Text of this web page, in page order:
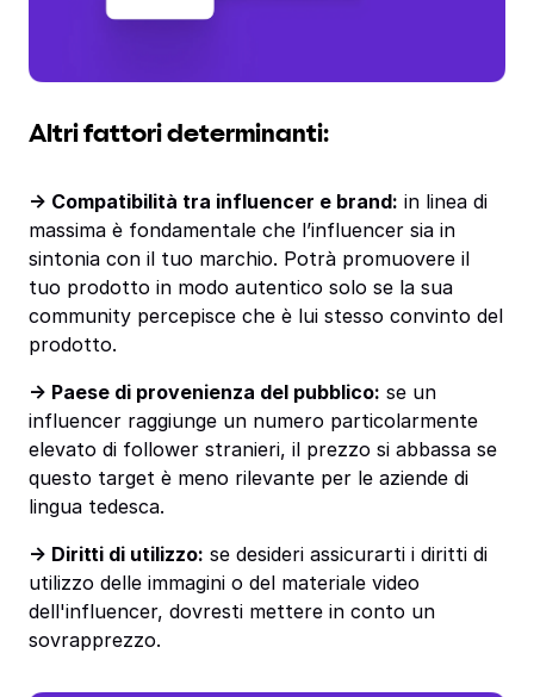
Altri fattori determinanti:
-> Compatibilità tra influencer e brand: in linea di
massima è fondamentale che l’influencer sia in
sintonia con il tuo marchio. Potrà promuovere il
tuo prodotto in modo autentico solo se la sua
community percepisce che è lui stesso convinto del
prodotto.
-> Paese di provenienza del pubblico: se un
influencer raggiunge un numero particolarmente
elevato di follower stranieri, il prezzo si abbassa se
questo target è meno rilevante per le aziende di
lingua tedesca.
-> Diritti di utilizzo: se desideri assicurarti i diritti di
utilizzo delle immagini o del materiale video
dell'influencer, dovresti mettere in conto un
sovrapprezzo.